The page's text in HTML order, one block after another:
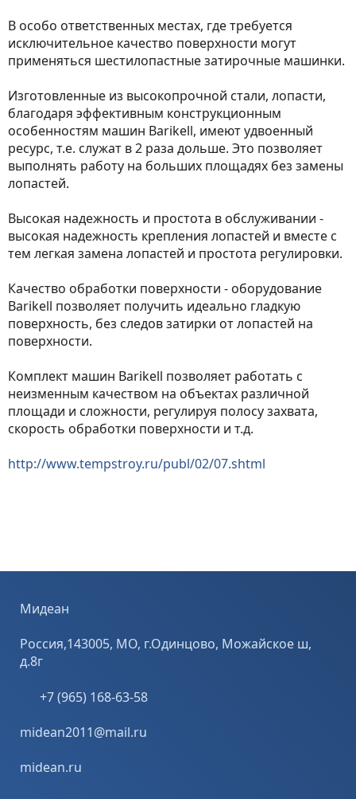
В особо ответственных местах, где требуется
исключительное качество поверхности могут
применяться шестилопастные затирочные машинки.
Изготовленные из высокопрочной стали, лопасти,
благодаря эффективным конструкционным
особенностям машин Barikell, имеют удвоенный
ресурс, т.е. служат в 2 раза дольше. Это позволяет
выполнять работу на больших площадях без замены
лопастей.
Высокая надежность и простота в обслуживании -
высокая надежность крепления лопастей и вместе с
тем легкая замена лопастей и простота регулировки.
Качество обработки поверхности - оборудование
Barikell позволяет получить идеально гладкую
поверхность, без следов затирки от лопастей на
поверхности.
Комплект машин Barikell позволяет работать с
неизменным качеством на объектах различной
площади и сложности, регулируя полосу захвата,
скорость обработки поверхности и т.д.
http://www.tempstroy.ru/publ/02/07.shtml
Мидеан
Россия,143005, МО, г.Одинцово, Можайское ш,
д.8г
+7 (965) 168-63-58
midean2011@mail.ru
midean.ru